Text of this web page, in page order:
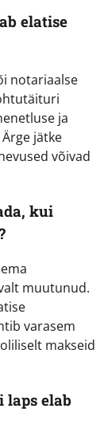
elatise
notariaalse
ja
jätke
võivad
kui
muutunud.
varasem
makseid
laps elab